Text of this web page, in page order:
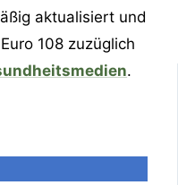
aktualisiert und
108 zuzüglich
.